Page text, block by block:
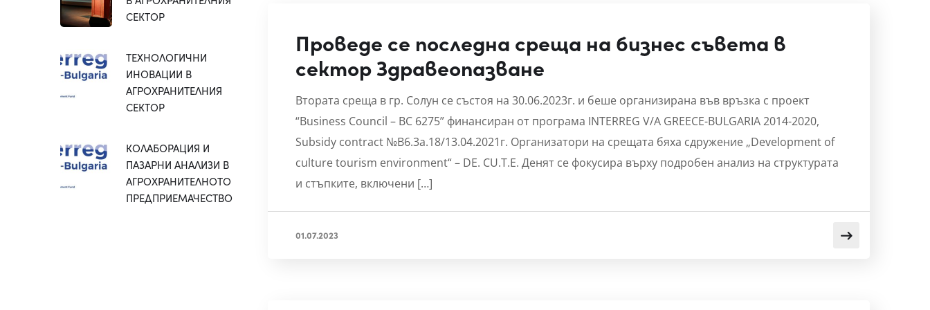
Проведе се последна среща на бизнес съвета в
сектор Здравеопазване
Втората среща в гр. Солун се състоя на 30.06.2023г. и беше организирана във връзка с проект
“Business Council – BC 6275” финансиран от програма INTERREG V/A GREECE-BULGARIA 2014-2020,
Subsidy contract №B6.3a.18/13.04.2021г. Организатори на срещата бяха сдружение „Development of
culture tourism environment“ – DE. CU.T.E. Денят се фокусира върху подробен анализ на структурата
и стъпките, включени […]
01.07.2023
СЕКТОР
ТЕХНОЛОГИЧНИ
ИНОВАЦИИ В
АГРОХРАНИТЕЛНИЯ
СЕКТОР
КОЛАБОРАЦИЯ И
ПАЗАРНИ АНАЛИЗИ В
АГРОХРАНИТЕЛНОТО
ПРЕДПРИЕМАЧЕСТВО